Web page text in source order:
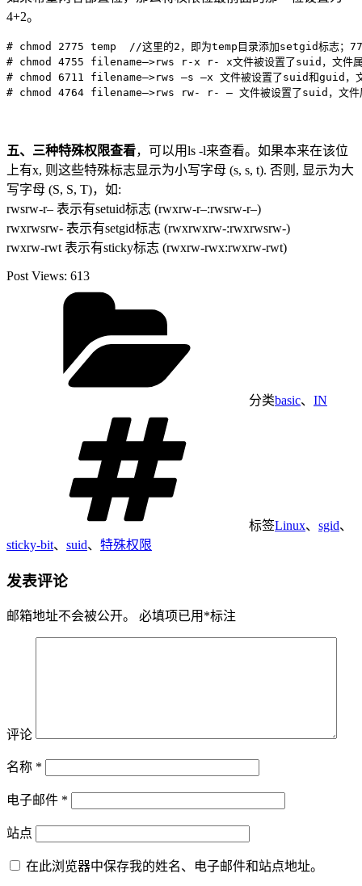
4+2。
# chmod 2775 temp  //这里的2，即为temp目录添加setgid标志；
# chmod 4755 filename–>rws r-x r- x文件被设置了suid，文件属主
# chmod 6711 filename–>rws –s –x 文件被设置了suid和guid，文件
五、三种特殊权限查看，可以用ls -l来查看。如果本来在该位
上有x, 则这些特殊标志显示为小写字母 (s, s, t). 否则, 显示为大
写字母 (S, S, T)，如:
rwsrw-r– 表示有setuid标志 (rwxrw-r–:rwsrw-r–)
rwxrwsrw- 表示有setgid标志 (rwxrwxrw-:rwxrwsrw-)
rwxrw-rwt 表示有sticky标志 (rwxrw-rwx:rwxrw-rwt)
Post Views: 613
分类basic、 IN
标签Linux、 sgid、
sticky-bit、 suid、 特殊权限
发表评论
邮箱地址不会被公开。 必填项已用 *标注
评论
名称 *
电子邮件 *
站点
在此浏览器中保存我的姓名、电子邮件和站点地址。